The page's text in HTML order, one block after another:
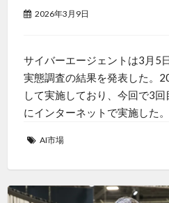
2026年3月9日
サイバーエージェントは3月5
実態調査の結果を発表した。
して実施しており、今回で3
にインターネットで実施した。
AI市場